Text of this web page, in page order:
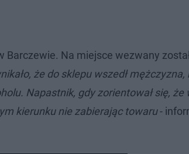
Barczewie. Na miejsce wezwany
że do sklepu wszedł mężczyzna,
Napastnik, gdy zorientował się, że
kierunku nie zabierając towaru-